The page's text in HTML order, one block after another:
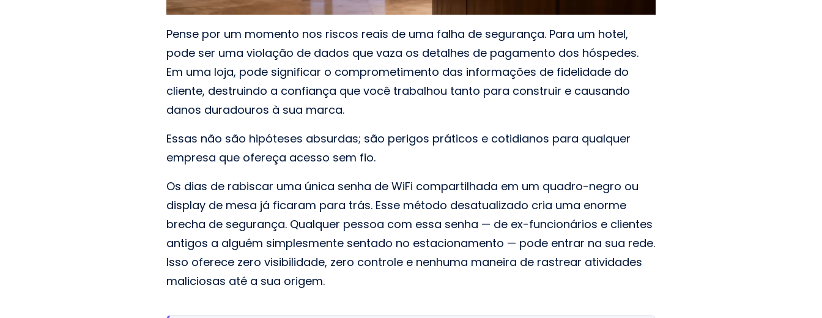
Pense por um momento nos riscos reais de uma falha de segurança. Para um hotel,
pode ser uma violação de dados que vaza os detalhes de pagamento dos hóspedes.
Em uma loja, pode significar o comprometimento das informações de fidelidade do
cliente, destruindo a confiança que você trabalhou tanto para construir e causando
danos duradouros à sua marca.
Essas não são hipóteses absurdas; são perigos práticos e cotidianos para qualquer
empresa que ofereça acesso sem fio.
Os dias de rabiscar uma única senha de WiFi compartilhada em um quadro-negro ou
display de mesa já ficaram para trás. Esse método desatualizado cria uma enorme
brecha de segurança. Qualquer pessoa com essa senha — de ex-funcionários e clientes
antigos a alguém simplesmente sentado no estacionamento — pode entrar na sua rede.
Isso oferece zero visibilidade, zero controle e nenhuma maneira de rastrear atividades
maliciosas até a sua origem.